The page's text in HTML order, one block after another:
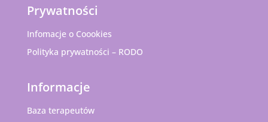
Prywatności
Infomacje o Coookies
Polityka prywatności – RODO
Informacje
Baza terapeutów